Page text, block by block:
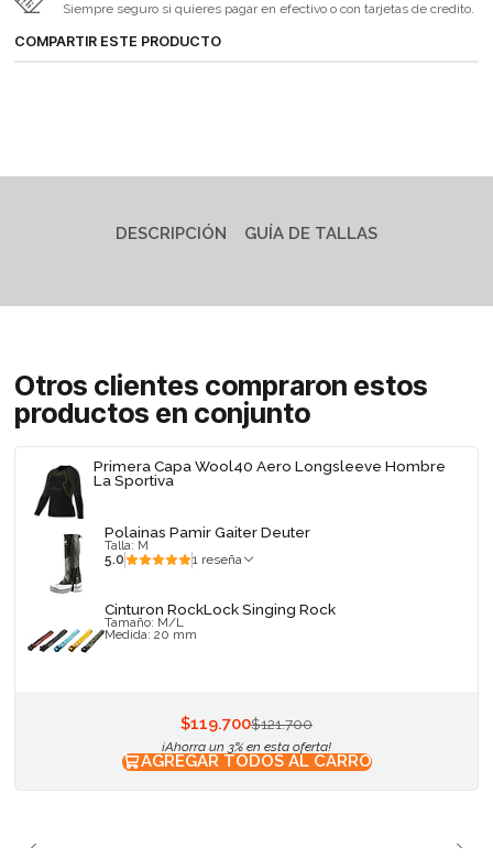
Siempre seguro si quieres pagar en efectivo o con tarjetas de credito.
COMPARTIR ESTE PRODUCTO
DESCRIPCIÓN GUÍA DE TALLAS
Otros clientes compraron estos
productos en conjunto
Primera Capa Wool40 Aero Longsleeve Hombre
La Sportiva
Polainas Pamir Gaiter Deuter
Talla: M
5.0
1 reseña
Cinturon RockLock Singing Rock
Tamaño: M/L
Medida: 20 mm
$119.700$121.700
¡Ahorra un 3% en esta oferta!
AGREGAR TODOS AL CARRO